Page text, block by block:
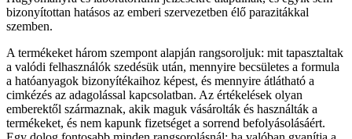
bizonyítottan hatásos az emberi szervezetben élő parazitákkal
szemben.
A termékeket három szempont alapján rangsoroljuk: mit tapasztaltak
a valódi felhasználók szedésük után, mennyire becsületes a formula
a hatóanyagok bizonyítékaihoz képest, és mennyire átlátható a
cimkézés az adagolással kapcsolatban. Az értékelések olyan
emberektől származnak, akik maguk vásárolták és használták a
termékeket, és nem kapunk fizetséget a sorrend befolyásolásáért.